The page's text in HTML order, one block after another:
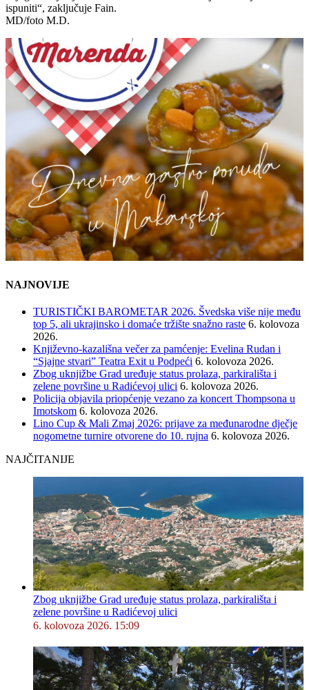
ispuniti“, zaključuje Fain.
MD/foto M.D.
NAJNOVIJE
TURISTIČKI BAROMETAR 2026. Švedska više nije među
top 5, ali ukrajinsko i domaće tržište snažno raste 6. kolovoza
2026.
Književno-kazališna večer za pamćenje: Evelina Rudan i
“Sjajne stvari” Teatra Exit u Podpeći 6. kolovoza 2026.
Zbog uknjižbe Grad uređuje status prolaza, parkirališta i
zelene površine u Radićevoj ulici 6. kolovoza 2026.
Policija objavila priopćenje vezano za koncert Thompsona u
Imotskom 6. kolovoza 2026.
Lino Cup & Mali Zmaj 2026: prijave za međunarodne dječje
nogometne turnire otvorene do 10. rujna 6. kolovoza 2026.
NAJČITANIJE
Zbog uknjižbe Grad uređuje status prolaza, parkirališta i
zelene površine u Radićevoj ulici
6. kolovoza 2026. 15:09